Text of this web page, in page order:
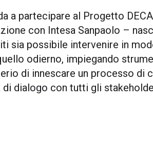
a partecipare al Progetto
con Intesa Sanpaolo –
sia possibile intervenire in
odierno, impiegando
di innescare un processo di
dialogo con tutti gli